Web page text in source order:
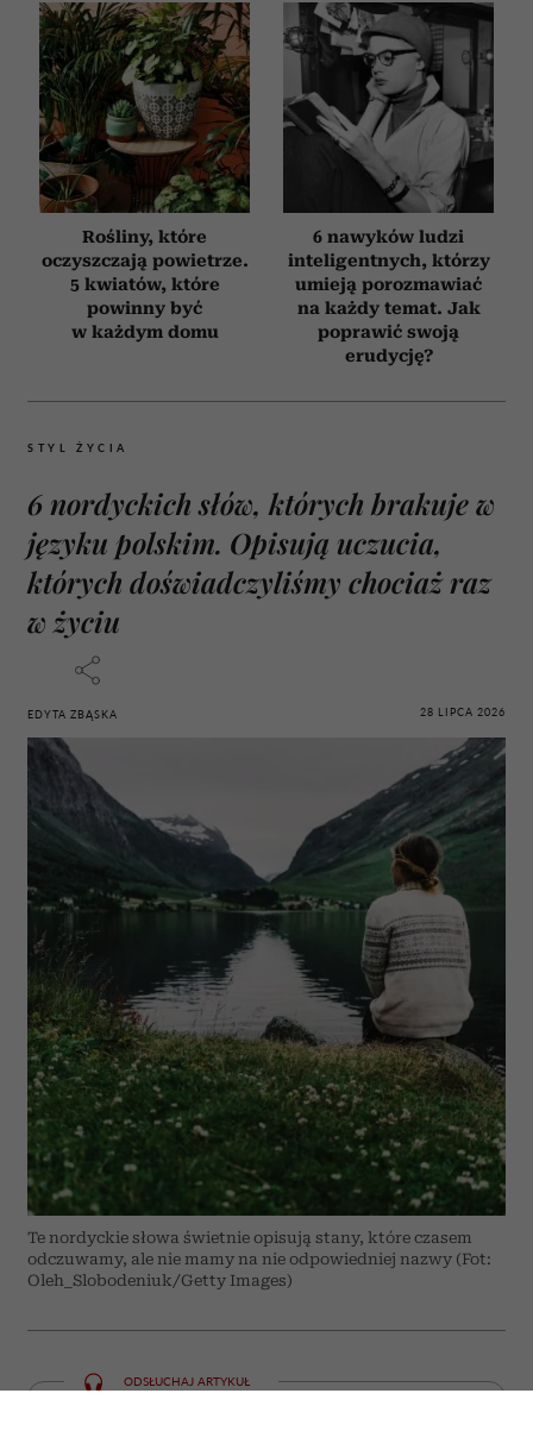
Rośliny, które
oczyszczają powietrze.
5 kwiatów, które
powinny być
w każdym domu
6 nawyków ludzi
inteligentnych, którzy
umieją porozmawiać
na każdy temat. Jak
poprawić swoją
erudycję?
STYL ŻYCIA
6 nordyckich słów, których brakuje w
języku polskim. Opisują uczucia,
których doświadczyliśmy chociaż raz
w życiu
EDYTA ZBĄSKA 28 LIPCA 2026
Te nordyckie słowa świetnie opisują stany, które czasem
odczuwamy, ale nie mamy na nie odpowiedniej nazwy (Fot:
Oleh_Slobodeniuk/Getty Images)
ODSŁUCHAJ ARTYKUŁ